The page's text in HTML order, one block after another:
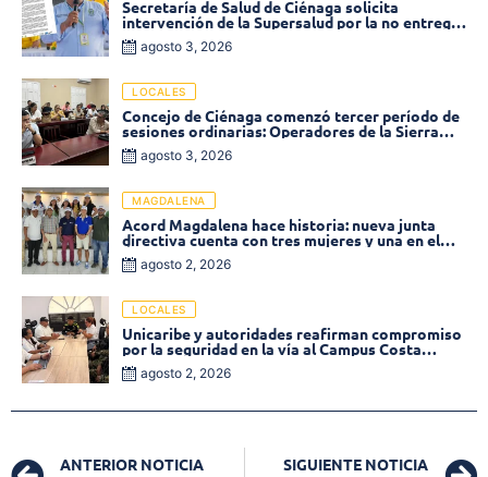
Secretaría de Salud de Ciénaga solicita
intervención de la Supersalud por la no entrega
de medicamentos en las EPS
agosto 3, 2026
LOCALES
Concejo de Ciénaga comenzó tercer período de
sesiones ordinarias: Operadores de la Sierra
tema central de la plenaria
agosto 3, 2026
MAGDALENA
Acord Magdalena hace historia: nueva junta
directiva cuenta con tres mujeres y una en el
Órgano de Control
agosto 2, 2026
LOCALES
Unicaribe y autoridades reafirman compromiso
por la seguridad en la vía al Campus Costa
Verdeagosto 2, 2026
ANTERIOR NOTICIA SIGUIENTE NOTICIA